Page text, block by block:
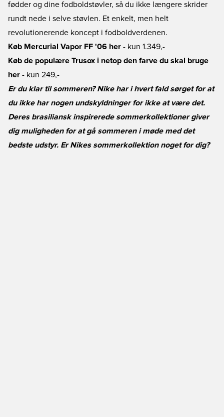
fødder og dine fodboldstøvler, så du ikke længere skrider
rundt nede i selve støvlen. Et enkelt, men helt
revolutionerende koncept i fodboldverdenen.
Køb Mercurial Vapor FF '06 her - kun 1.349,-
Køb de populære Trusox i netop den farve du skal bruge
her - kun 249,-
Er du klar til sommeren? Nike har i hvert fald sørget for at
du ikke har nogen undskyldninger for ikke at være det.
Deres brasiliansk inspirerede sommerkollektioner giver
dig muligheden for at gå sommeren i møde med det
bedste udstyr. Er Nikes sommerkollektion noget for dig?